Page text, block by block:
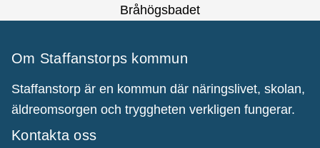
Bråhögsbadet
Om Staffanstorps kommun
Staffanstorp är en kommun där näringslivet, skolan,
äldreomsorgen och tryggheten verkligen fungerar.
Kontakta oss